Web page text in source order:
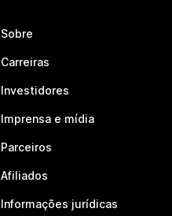
Sobre
Carreiras
Investidores
Imprensa e mídia
Parceiros
Afiliados
Informações jurídicas